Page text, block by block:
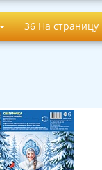
36 На страницу